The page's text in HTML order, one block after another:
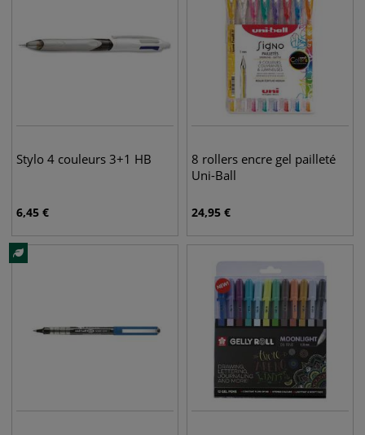
Stylo 4 couleurs 3+1 HB
6,45 €
8 rollers encre gel pailleté
Uni-Ball
24,95 €